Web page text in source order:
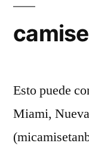
Esto puede
Miami,